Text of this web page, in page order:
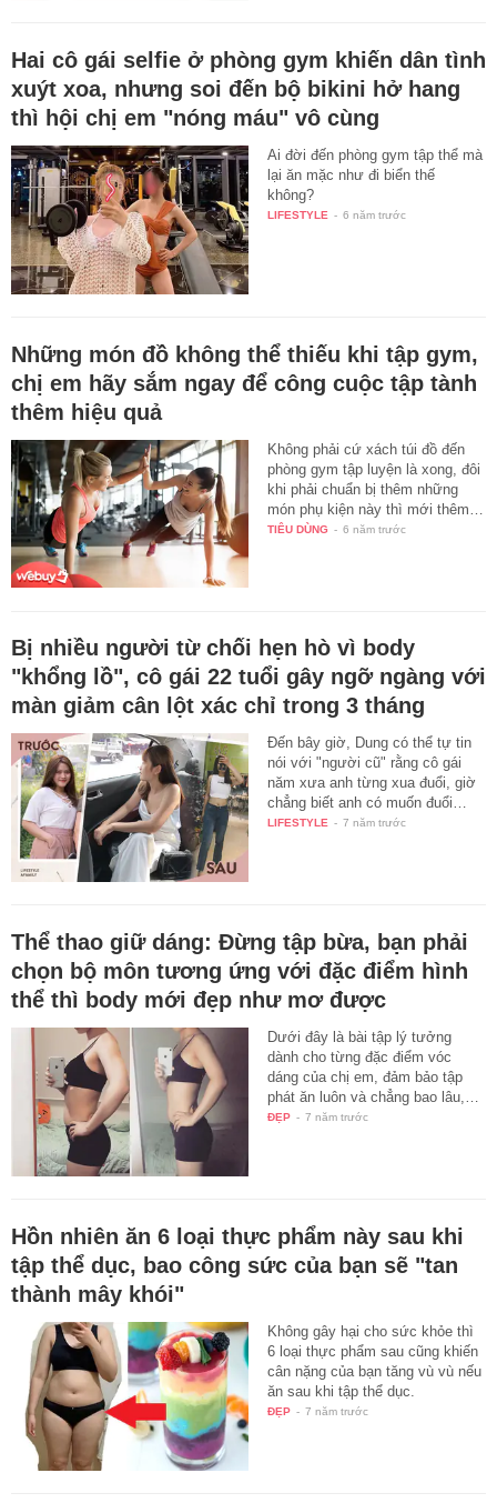
Hai cô gái selfie ở phòng gym khiến dân tình
xuýt xoa, nhưng soi đến bộ bikini hở hang
thì hội chị em "nóng máu" vô cùng
Ai đời đến phòng gym tập thể mà
lại ăn mặc như đi biển thế
không?
LIFESTYLE - 6 năm trước
Những món đồ không thể thiếu khi tập gym,
chị em hãy sắm ngay để công cuộc tập tành
thêm hiệu quả
Không phải cứ xách túi đồ đến
phòng gym tập luyện là xong, đôi
khi phải chuẩn bị thêm những
món phụ kiện này thì mới thêm…
TIÊU DÙNG - 6 năm trước
Bị nhiều người từ chối hẹn hò vì body
"khổng lồ", cô gái 22 tuổi gây ngỡ ngàng với
màn giảm cân lột xác chỉ trong 3 tháng
Đến bây giờ, Dung có thể tự tin
nói với "người cũ" rằng cô gái
năm xưa anh từng xua đuổi, giờ
chẳng biết anh có muốn đuổi…
LIFESTYLE - 7 năm trước
Thể thao giữ dáng: Đừng tập bừa, bạn phải
chọn bộ môn tương ứng với đặc điểm hình
thể thì body mới đẹp như mơ được
Dưới đây là bài tập lý tưởng
dành cho từng đặc điểm vóc
dáng của chị em, đảm bảo tập
phát ăn luôn và chẳng bao lâu,…
ĐẸP - 7 năm trước
Hồn nhiên ăn 6 loại thực phẩm này sau khi
tập thể dục, bao công sức của bạn sẽ "tan
thành mây khói"
Không gây hại cho sức khỏe thì
6 loại thực phẩm sau cũng khiến
cân nặng của bạn tăng vù vù nếu
ăn sau khi tập thể dục.
ĐẸP - 7 năm trước